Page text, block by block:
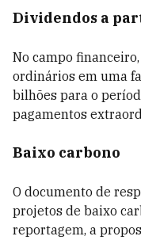
Dividendos a
No campo
ordinários em uma
bilhões para o
pagamentos
Baixo carbono
O documento de
projetos de baixo
reportagem, a